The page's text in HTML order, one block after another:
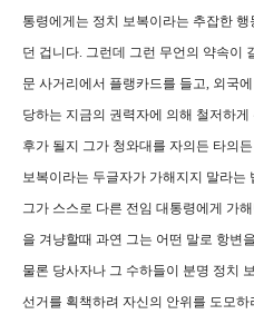
통령에게는 정치 보복이라는 추잡한
던 겁니다. 그런데 그런 무언의 약속이
문 사거리에서 플랭카드를 들고, 외국
당하는 지금의 권력자에 의해 철저하
후가 될지 그가 청와대를 자의든 타의
보복이라는 두글자가 가해지지 말라는
그가 스스로 다른 전임 대통령에게 가
을 겨냥할때 과연 그는 어떤 말로 항변
물론 당사자나 그 수하들이 분명 정치
선거를 획책하려 자신의 안위를 도모